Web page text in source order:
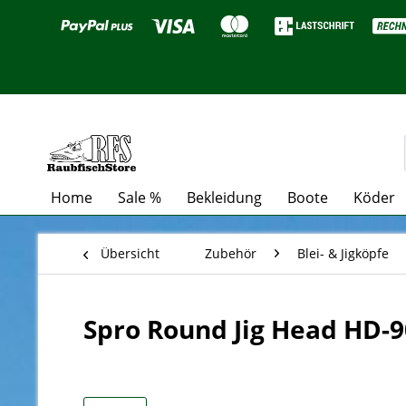
Home Sale % Bekleidung Boote Köder
Übersicht Zubehör Blei- & Jigköpfe
Spro Round Jig Head HD-